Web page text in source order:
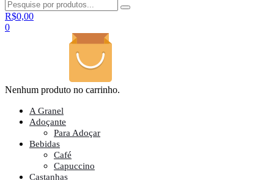
R$0,00
0
Nenhum produto no carrinho.
A Granel
Adoçante
Para Adoçar
Bebidas
Café
Capuccino
Castanhas